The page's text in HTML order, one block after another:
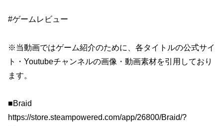
#ゲームレビュー
※当動画ではゲーム紹介のために、各タイトルの公式サイ
ト・Youtubeチャンネルの画像・動画素材を引用しており
ます。
■Braid
https://store.steampowered.com/app/26800/Braid/?